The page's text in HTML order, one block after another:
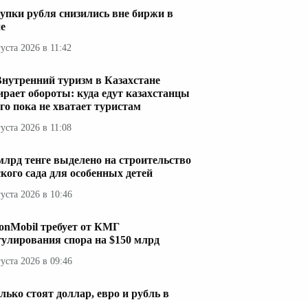
рубля снизились вне биржи в
2026 в 11:42
туризм в Казахстане
обороты: куда едут казахстанцы
пока не хватает туристам
2026 в 11:08
тенге выделено на строительство
сада для особенных детей
2026 в 10:46
требует от КМГ
спора на $150 млрд
2026 в 09:46
стоят доллар, евро и рубль в